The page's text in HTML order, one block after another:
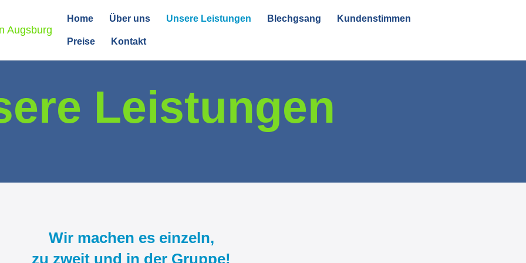
Home Über uns Unsere Leistungen Blechgsang Kundenstimmen
Preise Kontakt
Leistungen
Wir machen es einzeln,
zu zweit und in der Gruppe!